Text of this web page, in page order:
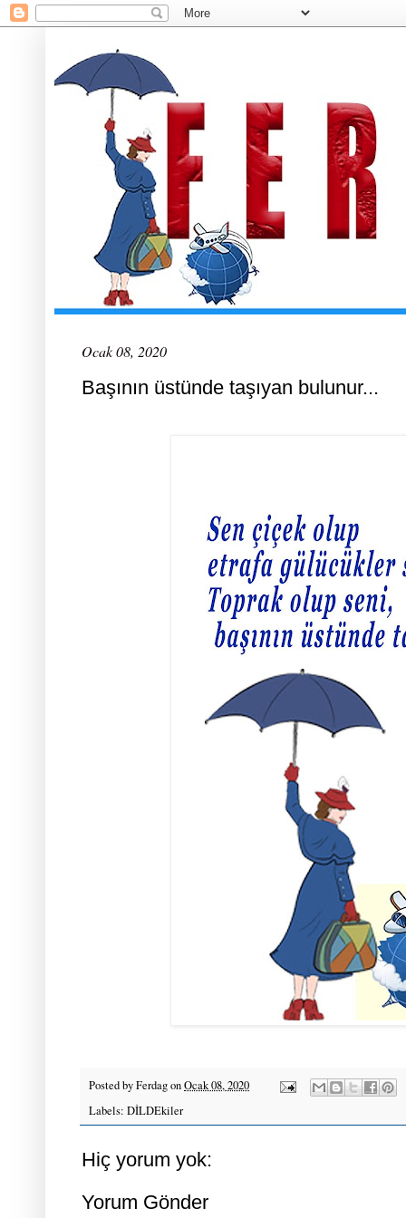
Ocak 08, 2020
Başının üstünde taşıyan bulunur...
Posted byFerdagonOcak 08, 2020
Labels: DİLDEkiler
Hiç yorum yok:
Yorum Gönder